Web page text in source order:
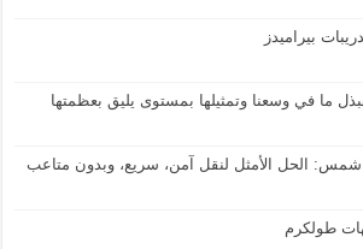
بيراميدز
ما في وسعنا وتمثيلها بمستوى يليق بعظمتها
الحل الأمثل لنقل آمن، سريع، وبدون متاعب
طولكرم